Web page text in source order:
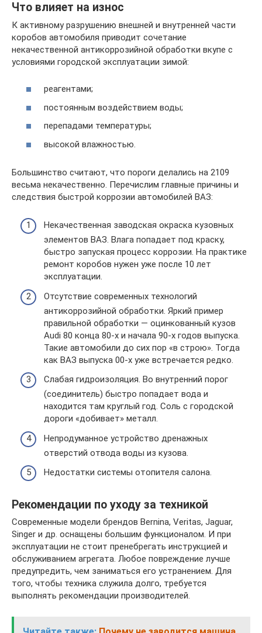
Что влияет на износ
К активному разрушению внешней и внутренней части
коробов автомобиля приводит сочетание
некачественной антикоррозийной обработки вкупе с
условиями городской эксплуатации зимой:
реагентами;
постоянным воздействием воды;
перепадами температуры;
высокой влажностью.
Большинство считают, что пороги делались на 2109
весьма некачественно. Перечислим главные причины и
следствия быстрой коррозии автомобилей ВАЗ:
Некачественная заводская окраска кузовных
элементов ВАЗ. Влага попадает под краску,
быстро запуская процесс коррозии. На практике
ремонт коробов нужен уже после 10 лет
эксплуатации.
Отсутствие современных технологий
антикоррозийной обработки. Яркий пример
правильной обработки — оцинкованный кузов
Audi 80 конца 80-x и начала 90-х годов выпуска.
Такие автомобили до сих пор «в строю». Тогда
как ВАЗ выпуска 00-x уже встречается редко.
Слабая гидроизоляция. Во внутренний порог
(соединитель) быстро попадает вода и
находится там круглый год. Соль с городской
дороги «добивает» металл.
Непродуманное устройство дренажных
отверстий отвода воды из кузова.
Недостатки системы отопителя салона.
Рекомендации по уходу за техникой
Современные модели брендов Bernina, Veritas, Jaguar,
Singer и др. оснащены большим функционалом. И при
эксплуатации не стоит пренебрегать инструкцией и
обслуживанием агрегата. Любое повреждение лучше
предупредить, чем заниматься его устранением. Для
того, чтобы техника служила долго, требуется
выполнять рекомендации производителей.